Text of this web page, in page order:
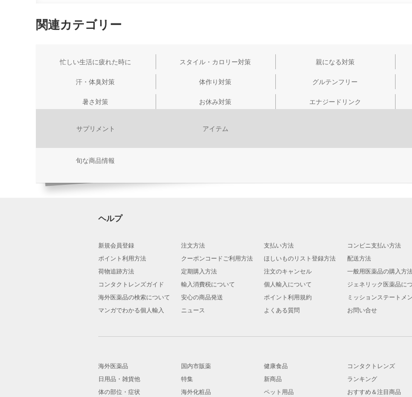
関連カテゴリー
忙しい生活に疲れた時に スタイル・カロリー対策 親になる対策
汗・体臭対策 体作り対策 グルテンフリー
暑さ対策 お休み対策 エナジードリンク
サプリメント アイテム
旬な商品情報
ヘルプ
新規会員登録 注文方法 支払い方法
コンビニ支払い方法
ポイント利用方法
クーポンコードご利用方法 ほしいものリスト登録方法
配送方法
荷物追跡方法
定期購入方法 注文のキャンセル
一般用医薬品の購入方
コンタクトレンズガイド
輸入消費税について 個人輸入について
ジェネリック医薬品に
海外医薬品の検索について
安心の商品発送 ポイント利用規約
ミッションステートメ
マンガでわかる個人輸入
ニュース よくある質問 お問い合せ
海外医薬品 国内市販薬 健康食品
コンタクトレンズ
日用品・雑貨他
特集 新商品
ランキング
体の部位・症状
海外化粧品 ペット用品 おすすめ＆注目商品